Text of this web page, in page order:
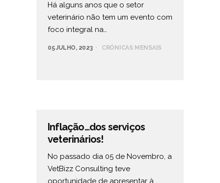
Há alguns anos que o setor
veterinário não tem um evento com
foco integral na…
05 JULHO, 2023 CRÓNICAS MENSAIS
Inflação…dos serviços
veterinários!
No passado dia 05 de Novembro, a
VetBizz Consulting teve
oportunidade de apresentar à